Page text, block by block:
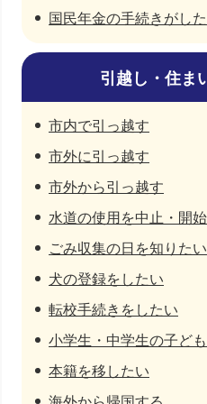
国民年金の手続きがし
引越し・住ま
市内で引っ越す
市外に引っ越す
市外から引っ越す
水道の使用を中止・開
ごみ収集の日を知りたい
犬の登録をしたい
転校手続きをしたい
小学生・中学生の子ど
本籍を移したい